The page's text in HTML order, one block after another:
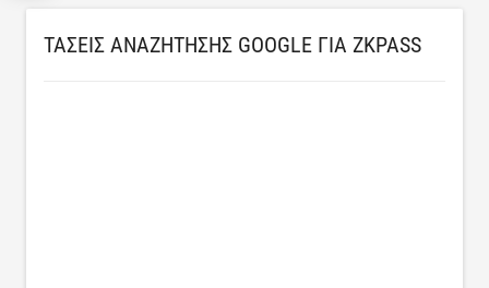
ΤΆΣΕΙΣ ΑΝΑΖΉΤΗΣΗΣ GOOGLE ΓΙΑ ZKPASS